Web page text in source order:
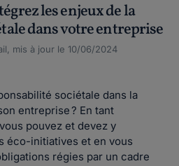
les enjeux de la
dans votre entreprise
mis à jour le 10/06/2024
sociétale dans la
entreprise ? En tant
pouvez et devez y
éco-initiatives et en vous
régies par un cadre